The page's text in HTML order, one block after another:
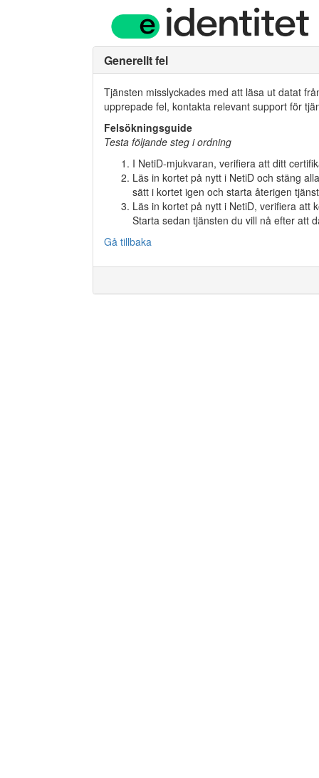
Generellt fel
Tjänsten misslyckades med att läsa ut datat
upprepade fel, kontakta relevant support för
Felsökningsguide
Testa följande steg i ordning
I NetiD-mjukvaran, verifiera att ditt
Läs in kortet på nytt i NetiD och stäng
sätt i kortet igen och starta återigen
Läs in kortet på nytt i NetiD, verifiera att
Starta sedan tjänsten du vill nå efter att
Gå tillbaka